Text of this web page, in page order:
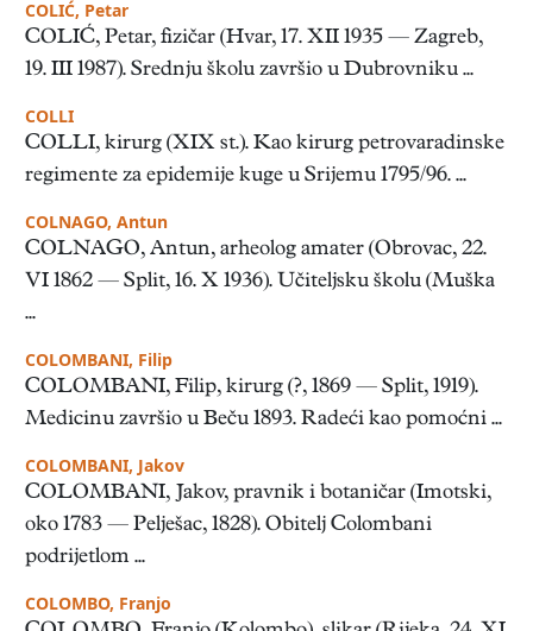
COLIĆ, Petar
COLIĆ, Petar, fizičar (Hvar, 17. XII 1935 — Zagreb,
19. III 1987). Srednju školu završio u Dubrovniku ...
COLLI
COLLI, kirurg (XIX st.). Kao kirurg petrovaradinske
regimente za epidemije kuge u Srijemu 1795/96. ...
COLNAGO, Antun
COLNAGO, Antun, arheolog amater (Obrovac, 22.
VI 1862 — Split, 16. X 1936). Učiteljsku školu (Muška
...
COLOMBANI, Filip
COLOMBANI, Filip, kirurg (?, 1869 — Split, 1919).
Medicinu završio u Beču 1893. Radeći kao pomoćni ...
COLOMBANI, Jakov
COLOMBANI, Jakov, pravnik i botaničar (Imotski,
oko 1783 — Pelješac, 1828). Obitelj Colombani
podrijetlom ...
COLOMBO, Franjo